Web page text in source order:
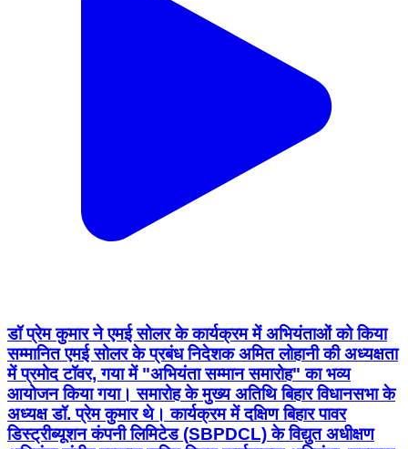
डॉ प्रेम कुमार ने एमई सोलर के कार्यक्रम में अभियंताओं को किया
सम्मानित एमई सोलर के प्रबंध निदेशक अमित लोहानी की अध्यक्षता
में प्रमोद टॉवर, गया में "अभियंता सम्मान समारोह" का भव्य
आयोजन किया गया। समारोह के मुख्य अतिथि बिहार विधानसभा के
अध्यक्ष डॉ. प्रेम कुमार थे। कार्यक्रम में दक्षिण बिहार पावर
डिस्ट्रीब्यूशन कंपनी लिमिटेड (SBPDCL) के विद्युत अधीक्षण